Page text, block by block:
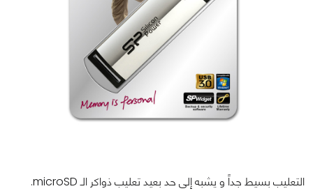
التعليب بسيط جداً و يشبه إلى حد بعيد تعليب ذواكر الـ microSD.